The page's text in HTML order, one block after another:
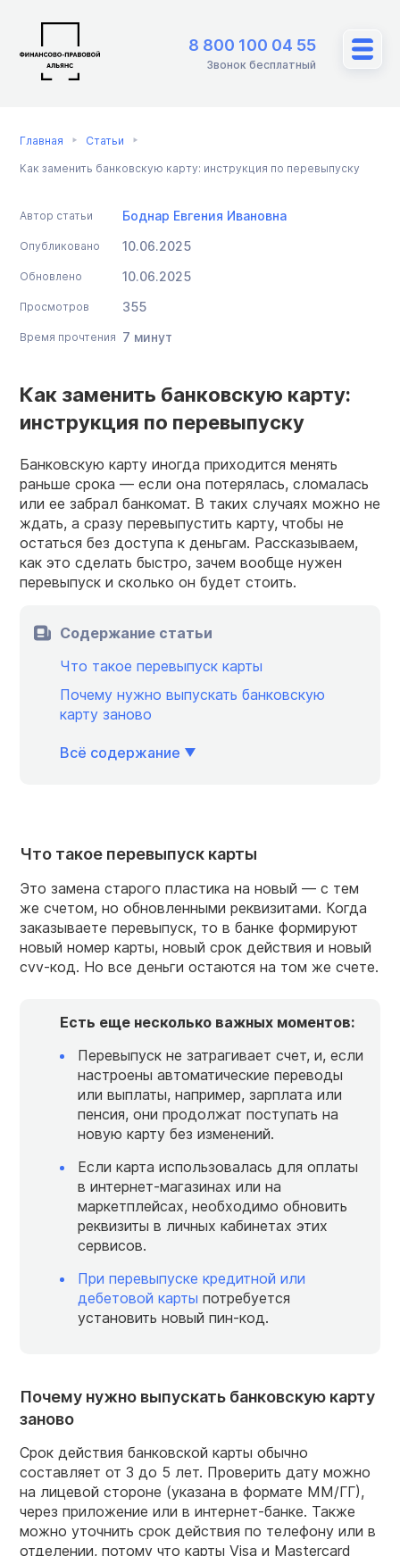
8 800 100 04 55
Звонок бесплатный
Главная Статьи
Как заменить банковскую карту: инструкция по перевыпуску
Автор статьи Боднар Евгения Ивановна
Опубликовано 10.06.2025
Обновлено 10.06.2025
Просмотров 355
Время прочтения 7 минут
Как заменить банковскую карту:
инструкция по перевыпуску
Банковскую карту иногда приходится менять
раньше срока — если она потерялась, сломалась
или ее забрал банкомат. В таких случаях можно не
ждать, а сразу перевыпустить карту, чтобы не
остаться без доступа к деньгам. Рассказываем,
как это сделать быстро, зачем вообще нужен
перевыпуск и сколько он будет стоить.
Содержание статьи
Что такое перевыпуск карты
Почему нужно выпускать банковскую
карту заново
Всё содержание
Что такое перевыпуск карты
Это замена старого пластика на новый — с тем
же счетом, но обновленными реквизитами. Когда
заказываете перевыпуск, то в банке формируют
новый номер карты, новый срок действия и новый
cvv-код. Но все деньги остаются на том же счете.
Есть еще несколько важных моментов:
Перевыпуск не затрагивает счет, и, если
настроены автоматические переводы
или выплаты, например, зарплата или
пенсия, они продолжат поступать на
новую карту без изменений.
Если карта использовалась для оплаты
в интернет-магазинах или на
маркетплейсах, необходимо обновить
реквизиты в личных кабинетах этих
сервисов.
При перевыпуске кредитной или
дебетовой карты потребуется
установить новый пин-код.
Почему нужно выпускать банковскую карту
заново
Срок действия банковской карты обычно
составляет от 3 до 5 лет. Проверить дату можно
на лицевой стороне (указана в формате ММ/ГГ),
через приложение или в интернет-банке. Также
можно уточнить срок действия по телефону или в
отделении, потому что карты Visa и Mastercard